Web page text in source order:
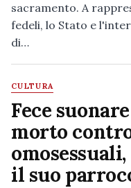
sacramento. A
fedeli, lo Stato e
di…
CULTURA
Fece
morto
il suo